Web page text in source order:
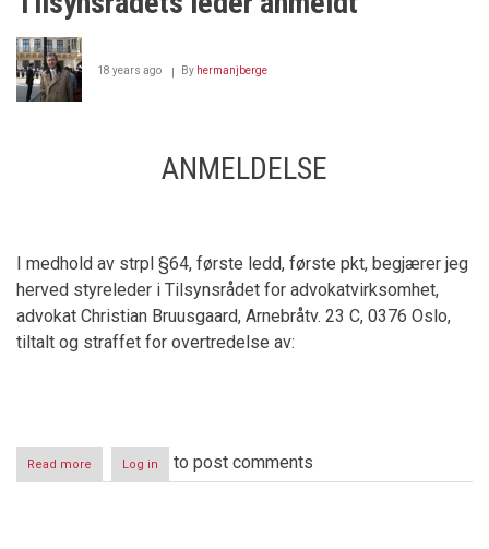
18 years ago By hermanjberge
ANMELDELSE
I medhold av strpl §64, første ledd, første pkt, begjærer jeg
herved styreleder i Tilsynsrådet for advokatvirksomhet,
advokat Christian Bruusgaard, Arnebråtv. 23 C, 0376 Oslo,
tiltalt og straffet for overtredelse av:
Read more
Tilsynsrådets
Log in to post comments